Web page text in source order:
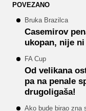
POVEZANO
Bruka Brazilca
Casemirov
ukopan, nije
FA Cup
Od velikana
pa na penale
drugoligaša!
Ako bude birao zna